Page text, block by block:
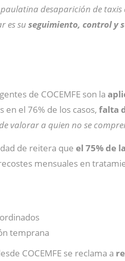
desaparición de
es su seguimiento, control y
de COCEMFE son la
el 76% de los casos, falta
valorar a quien no se
de reitera que el 75% de
mensuales en
temprana
COCEMFE se reclama a